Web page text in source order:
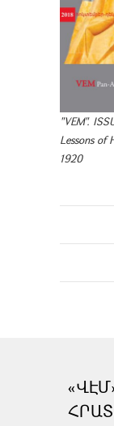
"VEM".
Lessons of
1920